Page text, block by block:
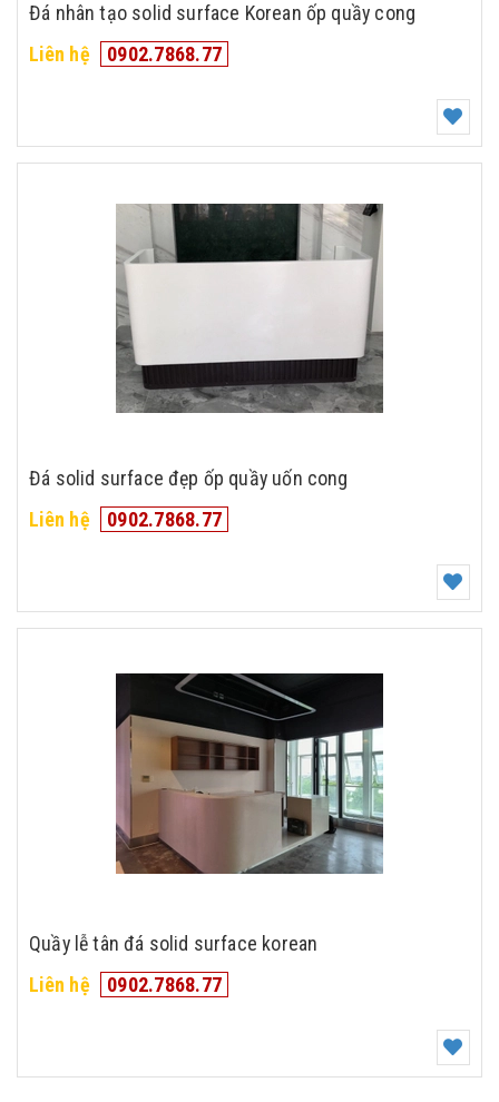
Đá nhân tạo solid surface Korean ốp quầy cong
Liên hệ
0902.7868.77
Đá solid surface đẹp ốp quầy uốn cong
Liên hệ
0902.7868.77
Quầy lễ tân đá solid surface korean
Liên hệ
0902.7868.77